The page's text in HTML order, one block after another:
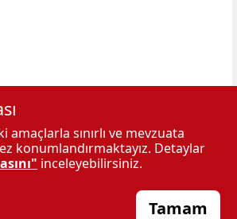
REHBER TV
amaçlarla sınırlı ve mevzuata
konumlandırmaktayız. Detaylar
inceleyebilirsiniz.
Tamam